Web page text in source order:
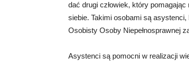
dać drugi człowiek, który
siebie. Takimi osobami są
Osobisty Osoby Niepełnosprawnej
Asystenci są pomocni w realizacji